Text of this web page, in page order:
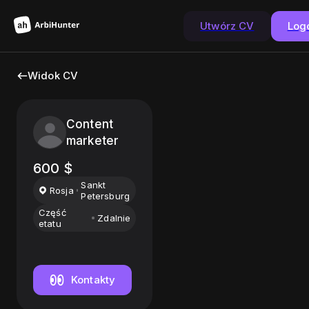
Utwórz CV
Widok CV
Content
marketer
600 $
Rosja
Sankt
Petersburg
Część
etatu
Zdalnie
Kontakty